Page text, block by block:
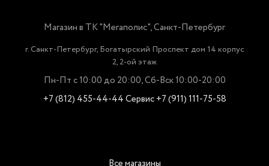
Магазин в ТК "Мегаполис", Санкт-Петербург
г. Санкт-Петербург, Богатырский Проспект дом 14 корпус
2, 2-ой этаж
Пн-Пт с 10:00 до 20:00, Сб-Вск 10:00-20:00
+7 (812) 455-44-44Сервис +7 (911) 111-75-58